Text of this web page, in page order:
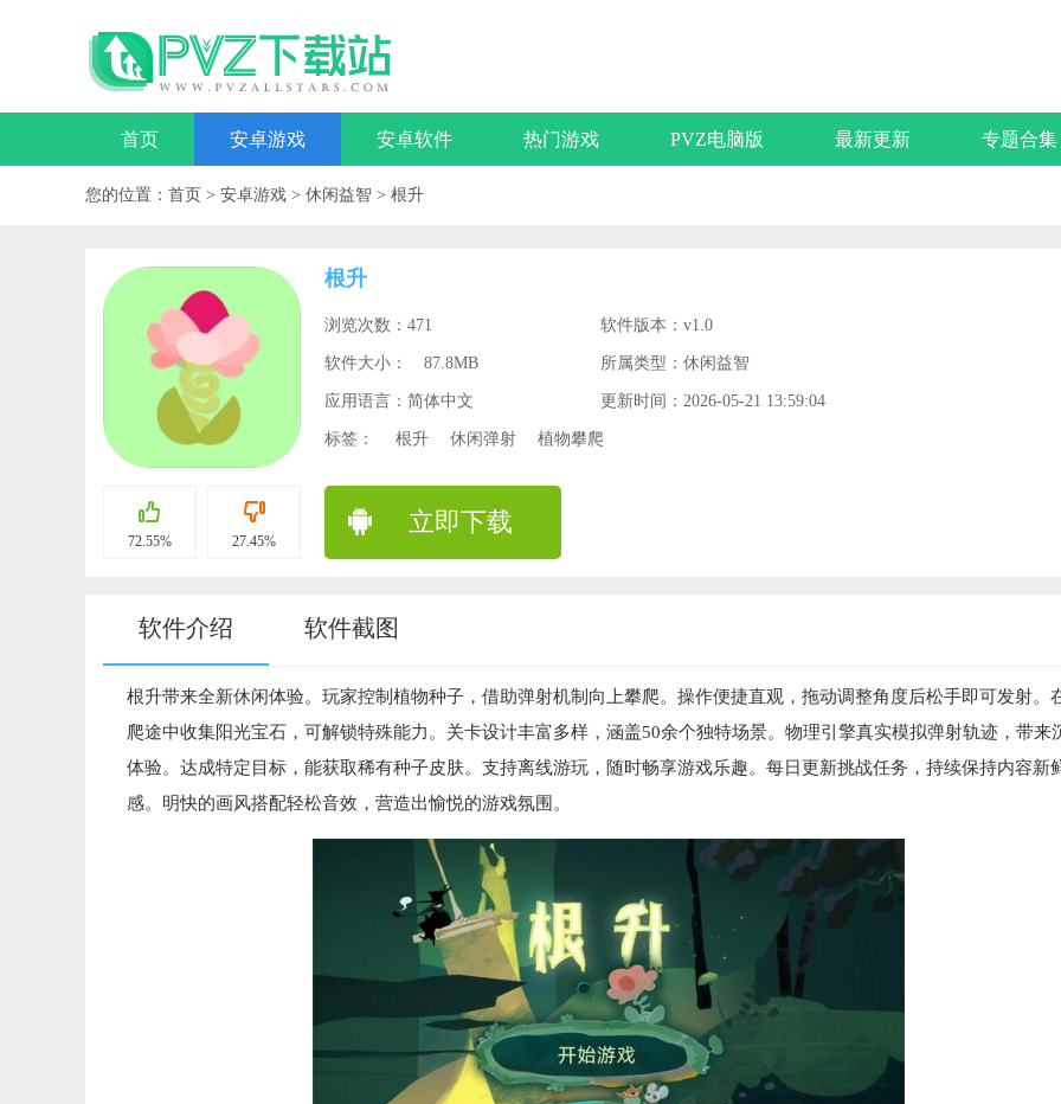
首页 安卓游戏 安卓软件 热门游戏 PVZ电脑版 最新更新 专题合集
您的位置： 首页 > 安卓游戏 > 休闲益智 > 根升
72.55% 27.45%
根升
浏览次数：471 软件版本：v1.0
软件大小： 87.8MB 所属类型：休闲益智
应用语言：简体中文 更新时间：2026-05-21 13:59:04
标签： 根升 休闲弹射 植物攀爬
立即下载
软件介绍 软件截图
根升带来全新休闲体验。玩家控制植物种子，借助弹射机制向上攀爬。操作便捷直观，拖动调整角度后松手即可发射。
爬途中收集阳光宝石，可解锁特殊能力。关卡设计丰富多样，涵盖50余个独特场景。物理引擎真实模拟弹射轨迹，带来
体验。达成特定目标，能获取稀有种子皮肤。支持离线游玩，随时畅享游戏乐趣。每日更新挑战任务，持续保持内容新
感。明快的画风搭配轻松音效，营造出愉悦的游戏氛围。